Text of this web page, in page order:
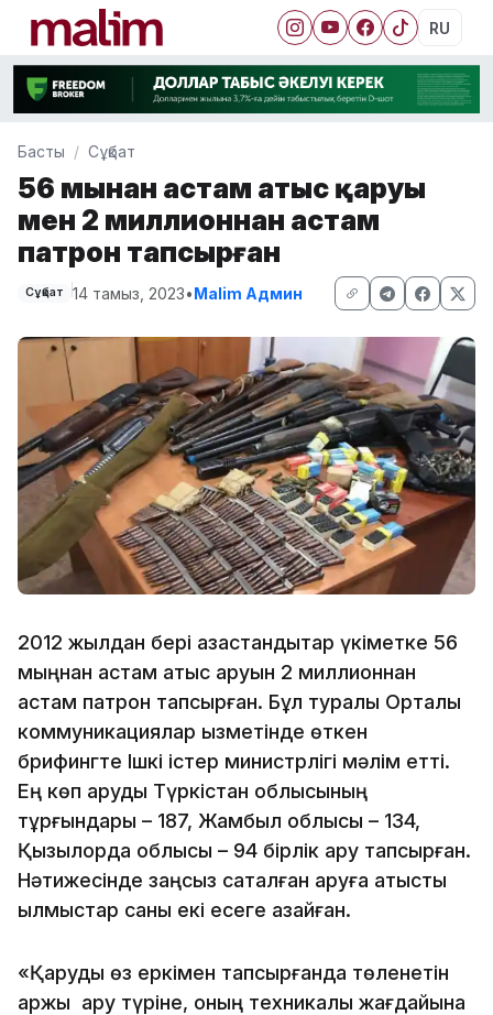
RU
Басты Сұқбат
56 мыңнан астам атыс қаруы
мен 2 миллионнан астам
патрон тапсырған
Сұқбат 14 тамыз, 2023•Malim Админ
2012 жылдан бері қазақстандықтар үкіметке 56
мыңнан астам атыс қаруын 2 миллионнан
астам патрон тапсырған. Бұл туралы Орталық
коммуникациялар қызметінде өткен
брифингте Ішкі істер министрлігі мәлім етті.
Ең көп қаруды Түркістан облысының
тұрғындары – 187, Жамбыл облысы – 134,
Қызылорда облысы – 94 бірлік қару тапсырған.
Нәтижесінде заңсыз сақталған қаруға қатысты
қылмыстар саны екі есеге азайған.
«Қаруды өз еркімен тапсырғанда төленетін
қаржы қару түріне, оның техникалық жағдайына